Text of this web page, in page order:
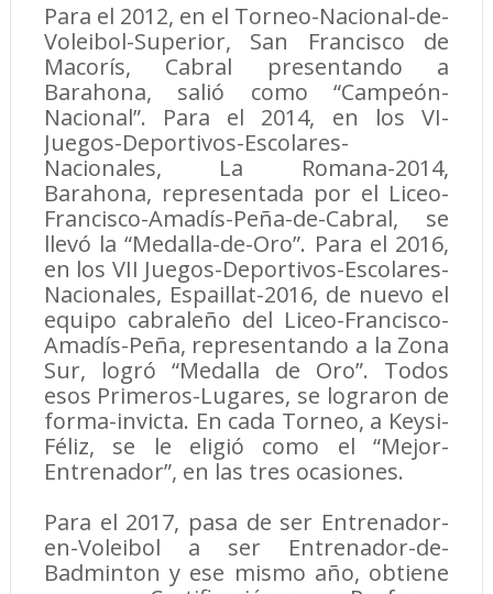
Para el 2012, en el Torneo-Nacional-de-
Voleibol-Superior, San Francisco de
Macorís, Cabral presentando a
Barahona, salió como “Campeón-
Nacional”. Para el 2014, en los VI-
Juegos-Deportivos-Escolares-
Nacionales, La Romana-2014,
Barahona, representada por el Liceo-
Francisco-Amadís-Peña-de-Cabral, se
llevó la “Medalla-de-Oro”. Para el 2016,
en los VII Juegos-Deportivos-Escolares-
Nacionales, Espaillat-2016, de nuevo el
equipo cabraleño del Liceo-Francisco-
Amadís-Peña, representando a la Zona
Sur, logró “Medalla de Oro”. Todos
esos Primeros-Lugares, se lograron de
forma-invicta. En cada Torneo, a Keysi-
Féliz, se le eligió como el “Mejor-
Entrenador”, en las tres ocasiones.
Para el 2017, pasa de ser Entrenador-
en-Voleibol a ser Entrenador-de-
Badminton y ese mismo año, obtiene